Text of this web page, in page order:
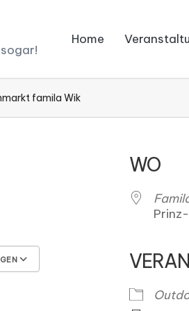
Home
famila Wik
Google Kalender
WO